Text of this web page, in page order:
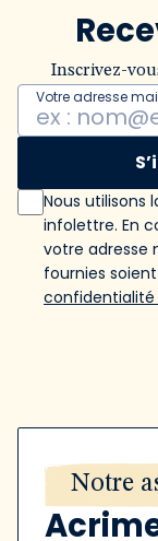
Inscrivez-
Votre adresse
Nous utilisons
infolettre. En
votre adresse
fournies
confidentialité
Notre